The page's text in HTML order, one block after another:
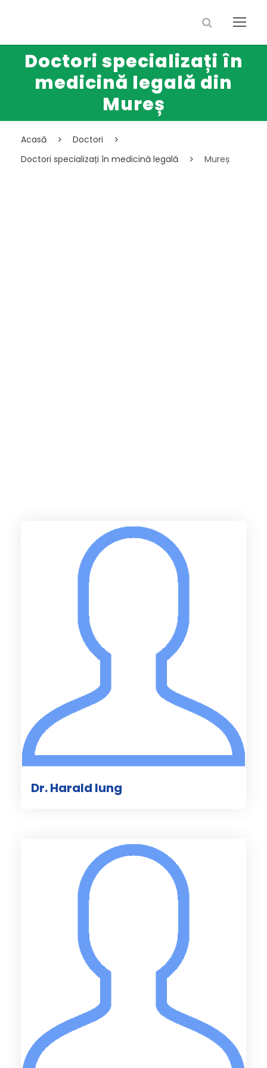
Doctori specializați în
medicină legală din
Mureș
Acasă
Doctori
Doctori specializați în medicină legală
Mureș
Dr. Harald Iung